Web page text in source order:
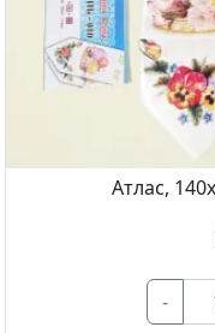
Атлас,
-